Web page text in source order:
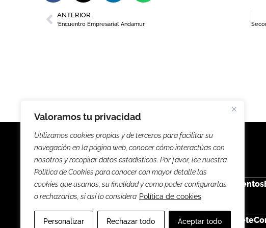
Valoramos tu privacidad
Utilizamos cookies propias y de terceros para facilitar su
navegación en la página web, conocer cómo interactúas con
nosotros y recopilar datos estadísticos. Por favor, lee nuestra
Política de Cookies para conocer con mayor detalle las
cookies que usamos, su finalidad y como poder configurarlas
o rechazarlas, si así lo considera Política de cookies
Personalizar Rechazar todo Aceptar todo
ANTERIOR
‘Encuentro Empresarial’ Andamur
NoticiasEntrevistas Eventos
Suscríbete